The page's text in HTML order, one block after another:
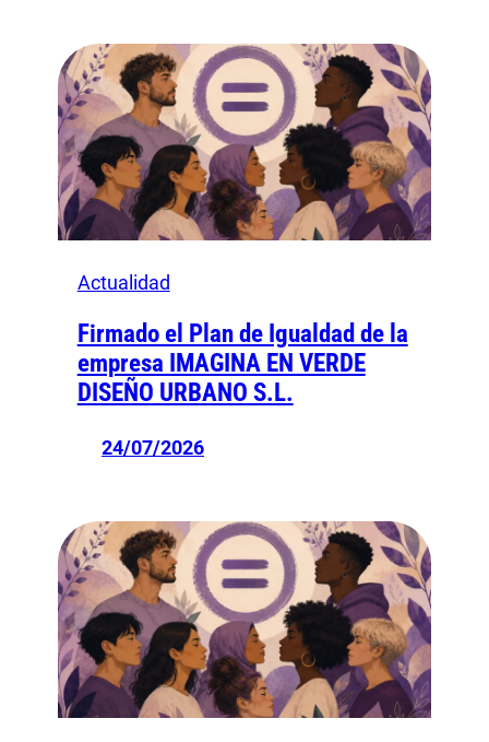
Actualidad
Firmado el Plan de Igualdad de la
empresa IMAGINA EN VERDE
DISEÑO URBANO S.L.
24/07/2026